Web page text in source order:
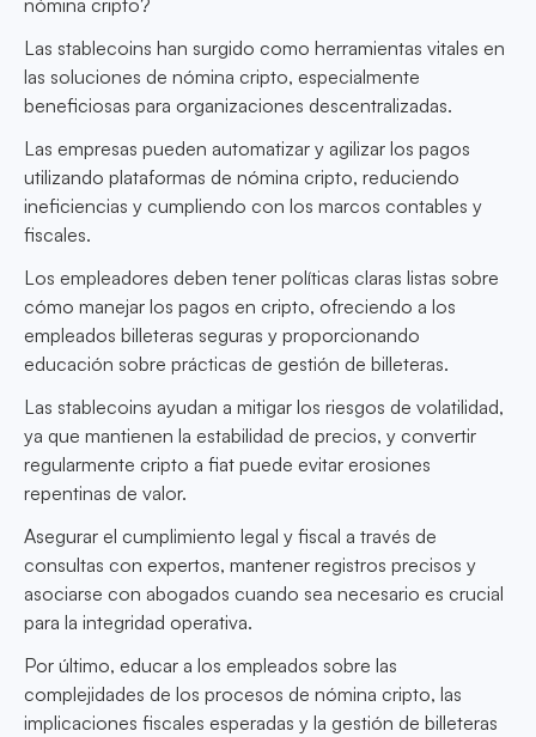
nómina cripto?
Las stablecoins han surgido como herramientas vitales en
las soluciones de nómina cripto, especialmente
beneficiosas para organizaciones descentralizadas.
Las empresas pueden automatizar y agilizar los pagos
utilizando plataformas de nómina cripto, reduciendo
ineficiencias y cumpliendo con los marcos contables y
fiscales.
Los empleadores deben tener políticas claras listas sobre
cómo manejar los pagos en cripto, ofreciendo a los
empleados billeteras seguras y proporcionando
educación sobre prácticas de gestión de billeteras.
Las stablecoins ayudan a mitigar los riesgos de volatilidad,
ya que mantienen la estabilidad de precios, y convertir
regularmente cripto a fiat puede evitar erosiones
repentinas de valor.
Asegurar el cumplimiento legal y fiscal a través de
consultas con expertos, mantener registros precisos y
asociarse con abogados cuando sea necesario es crucial
para la integridad operativa.
Por último, educar a los empleados sobre las
complejidades de los procesos de nómina cripto, las
implicaciones fiscales esperadas y la gestión de billeteras